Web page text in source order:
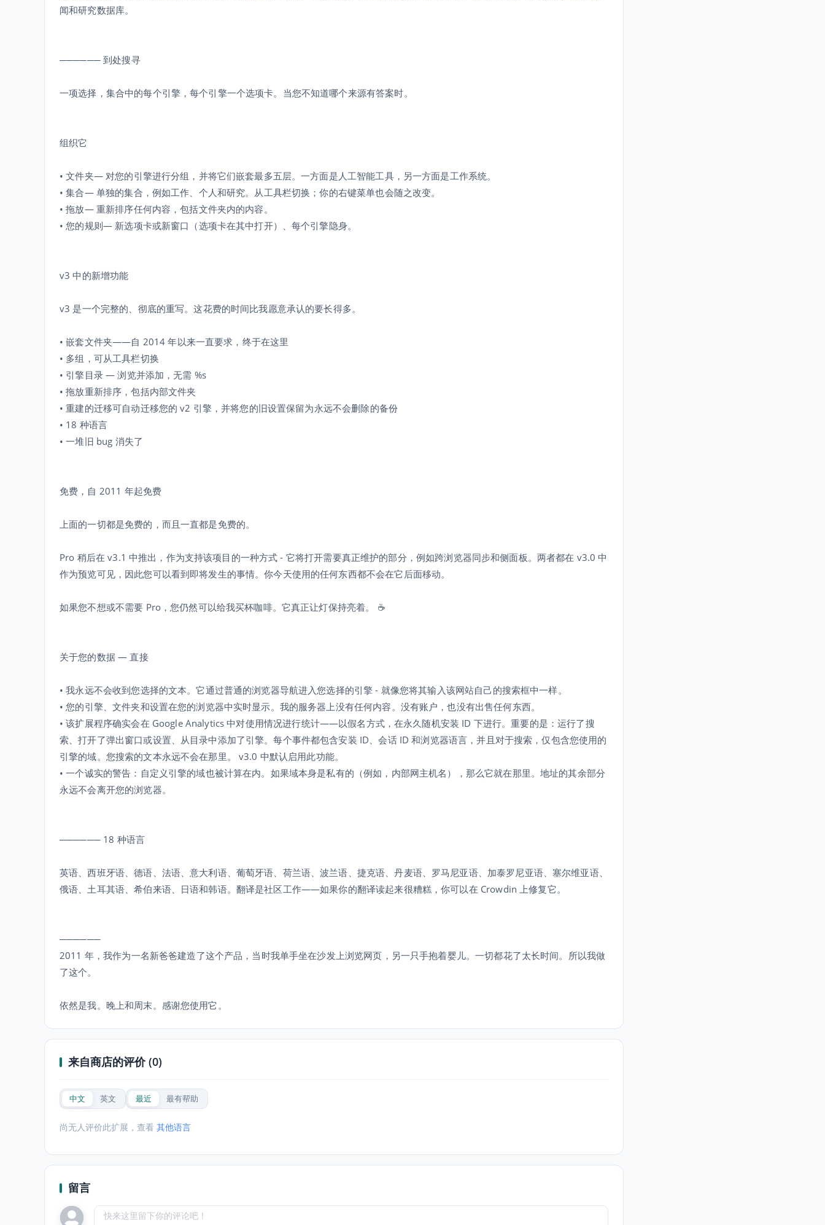
闻和研究数据库。
────── 到处搜寻
一项选择，集合中的每个引擎，每个引擎一个选项卡。当您不知道哪个来源有答案时。
组织它
• 文件夹— 对您的引擎进行分组，并将它们嵌套最多五层。一方面是人工智能工具，另一方面是工作系统。
• 集合— 单独的集合，例如工作、个人和研究。从工具栏切换；你的右键菜单也会随之改变。
• 拖放— 重新排序任何内容，包括文件夹内的内容。
• 您的规则— 新选项卡或新窗口（选项卡在其中打开）、每个引擎隐身。
v3 中的新增功能
v3 是一个完整的、彻底的重写。这花费的时间比我愿意承认的要长得多。
• 嵌套文件夹——自 2014 年以来一直要求，终于在这里
• 多组，可从工具栏切换
• 引擎目录 — 浏览并添加，无需 %s
• 拖放重新排序，包括内部文件夹
• 重建的迁移可自动迁移您的 v2 引擎，并将您的旧设置保留为永远不会删除的备份
• 18 种语言
• 一堆旧 bug 消失了
免费，自 2011 年起免费
上面的一切都是免费的，而且一直都是免费的。
Pro 稍后在 v3.1 中推出，作为支持该项目的一种方式 - 它将打开需要真正维护的部分，例如跨浏览器同步和侧面板。两者都在 v3.0 中
作为预览可见，因此您可以看到即将发生的事情。你今天使用的任何东西都不会在它后面移动。
如果您不想或不需要 Pro，您仍然可以给我买杯咖啡。它真正让灯保持亮着。 ☕️
关于您的数据 — 直接
• 我永远不会收到您选择的文本。它通过普通的浏览器导航进入您选择的引擎 - 就像您将其输入该网站自己的搜索框中一样。
• 您的引擎、文件夹和设置在您的浏览器中实时显示。我的服务器上没有任何内容。没有账户，也没有出售任何东西。
• 该扩展程序确实会在 Google Analytics 中对使用情况进行统计——以假名方式，在永久随机安装 ID 下进行。重要的是：运行了搜
索、打开了弹出窗口或设置、从目录中添加了引擎。每个事件都包含安装 ID、会话 ID 和浏览器语言，并且对于搜索，仅包含您使用的
引擎的域。您搜索的文本永远不会在那里。 v3.0 中默认启用此功能。
• 一个诚实的警告：自定义引擎的域也被计算在内。如果域本身是私有的（例如，内部网主机名），那么它就在那里。地址的其余部分
永远不会离开您的浏览器。
────── 18 种语言
英语、西班牙语、德语、法语、意大利语、葡萄牙语、荷兰语、波兰语、捷克语、丹麦语、罗马尼亚语、加泰罗尼亚语、塞尔维亚语、
俄语、土耳其语、希伯来语、日语和韩语。翻译是社区工作——如果你的翻译读起来很糟糕，你可以在 Crowdin 上修复它。
──────
2011 年，我作为一名新爸爸建造了这个产品，当时我单手坐在沙发上浏览网页，另一只手抱着婴儿。一切都花了太长时间。所以我做
了这个。
依然是我。晚上和周末。感谢您使用它。
来自商店的评价 (0)
中文 英文 最近 最有帮助
尚无人评价此扩展，查看 其他语言
留言